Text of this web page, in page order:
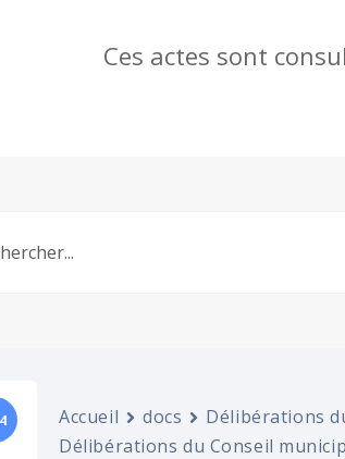
Ces actes sont
Accueil docs Délibérations
Délibérations du Conseil